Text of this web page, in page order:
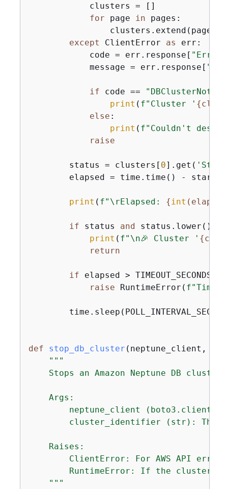
            clusters = []
for page in pages:
except ClientError as err:
            code = err.response[
"Error"
            message = err.response[
if code ==
print ( f"Cluster ' {
else :
print ( f"Couldn't
raise
        status = clusters[
0].get(
elapsed = time.time() -
print ( f"\rElapsed: {int
if status and status.lower()
print ( f"\n🎉 Cluster ' {
return
if elapsed > TIMEOUT_SECONDS:
raise RuntimeError(
def stop_db_cluster ( neptune_client,
"""
Stops an Amazon Neptune DB cluster
    Args:
neptune_client (boto3.client):
cluster_identifier (str): The
    Raises:
ClientError: For AWS API
RuntimeError: If the cluster
    """